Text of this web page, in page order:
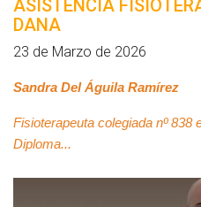
ASISTENCIA
DANA
23 de Marzo de 2026
Sandra Del Águila Ramírez
Fisioterapeuta colegiada nº 838
Diploma...